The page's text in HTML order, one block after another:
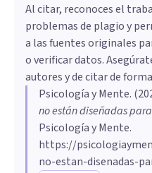
Al citar, reconoces el
problemas de plagio y
a las fuentes originales
o verificar datos.
autores y de citar de
Psicología y Mente. (
no están diseñadas
Psicología y Mente.
https://
no-estan-disenadas-